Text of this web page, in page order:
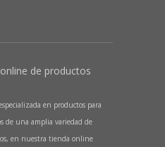
de productos
en productos para
de una amplia variedad de
en nuestra tienda online